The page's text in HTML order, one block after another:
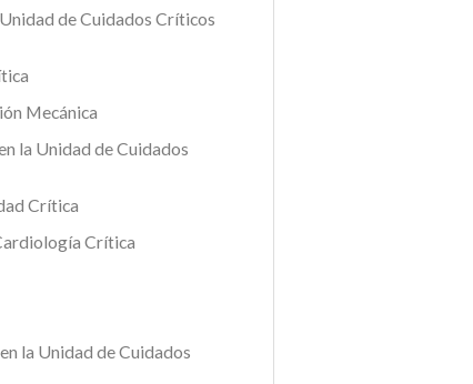
de Cuidados Críticos
Mecánica
la Unidad de Cuidados
Crítica
Crítica
la Unidad de Cuidados